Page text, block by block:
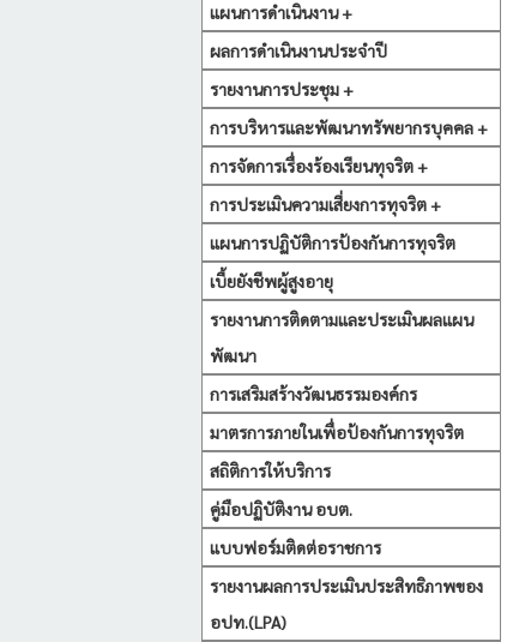
แผนการดำเนินงาน +
ผลการดำเนินงานประจำปี
รายงานการประชุม +
การบริหารและพัฒนาทรัพยากรบุคคล +
การจัดการเรื่องร้องเรียนทุจริต +
การประเมินความเสี่ยงการทุจริต +
แผนการปฏิบัติการป้องกันการทุจริต
เบี้ยยังชีพผู้สูงอายุ
รายงานการติดตามและประเมินผลแผน
พัฒนา
การเสริมสร้างวัฒนธรรมองค์กร
มาตรการภายในเพื่อป้องกันการทุจริต
สถิติการให้บริการ
คู่มือปฏิบัติงาน อบต.
แบบฟอร์มติดต่อราชการ
รายงานผลการประเมินประสิทธิภาพของ
อปท.(LPA)